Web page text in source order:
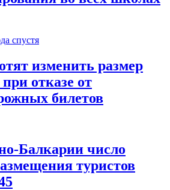
спустя
изменить размер
отказе от
билетов
Балкарии число
туристов